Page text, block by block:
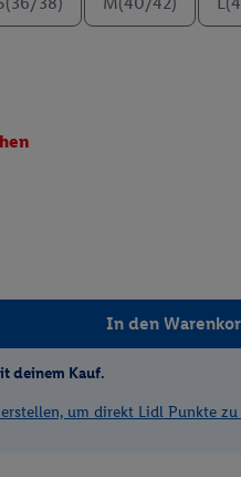
In den
deinem Kauf.
um direkt Lidl Punkte zu